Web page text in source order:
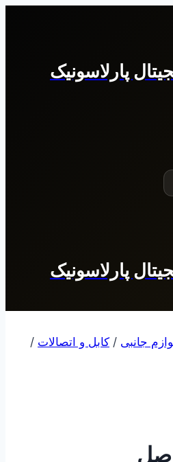
پارلاسونیک
پارلاسونیک
جانبی / کابل و اتصالات /